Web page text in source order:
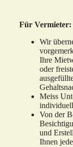
Für Vermieter:
Wir
Ihre
oder
Meiss
Von der
und
Ihnen